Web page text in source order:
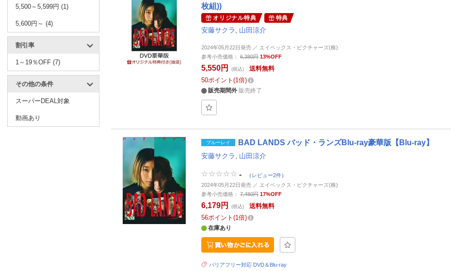
5,500～5,599円 (1)
5,600円～ (4)
割引率
1～19％OFF (7)
その他の条件
スーパーDEAL対象
動画あり
枚組))
オリジナル特典 特典
安藤サクラ 山田涼介
2024年05月22日発売 ／ エイベックス・ピクチャーズ(株)
参考小売価格：
6,380円 13%OFF
5,550円 (税込)
送料無料
50ポイント 1倍
販売期間外 販売終了
ブルーレイ BAD LANDS バッド・ランズBlu-ray豪華版【Blu-ray】
安藤サクラ 山田涼介
- （ レビュー2件）
2024年05月22日発売 ／ エイベックス・ピクチャーズ(株)
参考小売価格：
7,480円 17%OFF
6,179円 (税込)
送料無料
56ポイント 1倍
在庫あり
バリアフリー対応 DVD＆Blu-ray